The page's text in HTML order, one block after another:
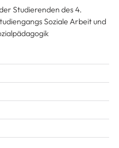
Studierenden des 4.
Soziale Arbeit und